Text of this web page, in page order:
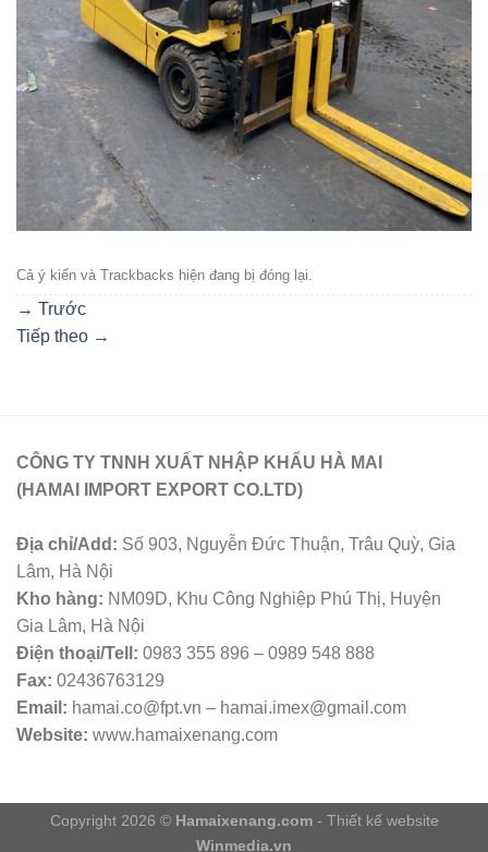
Cả ý kiến ​​và Trackbacks hiện đang bị đóng lại.
→ Trước
Tiếp theo →
CÔNG TY TNNH XUẤT NHẬP KHẨU HÀ MAI
(HAMAI IMPORT EXPORT CO.LTD)
Địa chỉ/Add: Số 903, Nguyễn Đức Thuận, Trâu Quỳ, Gia
Lâm, Hà Nội
Kho hàng: NM09D, Khu Công Nghiệp Phú Thị, Huyện
Gia Lâm, Hà Nội
Điện thoại/Tell: 0983 355 896 – 0989 548 888
Fax: 02436763129
Email: hamai.co@fpt.vn – hamai.imex@gmail.com
Website: www.hamaixenang.com
Copyright 2026 © Hamaixenang.com- Thiết kế website
Winmedia.vn